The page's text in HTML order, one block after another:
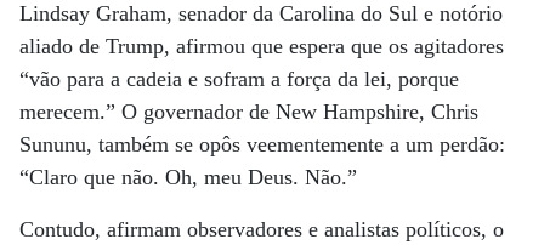
Lindsay Graham, senador da Carolina do Sul e notório
aliado de Trump, afirmou que espera que os agitadores
“vão para a cadeia e sofram a força da lei, porque
merecem.” O governador de New Hampshire, Chris
Sununu, também se opôs veementemente a um perdão:
“Claro que não. Oh, meu Deus. Não.”
Contudo, afirmam observadores e analistas políticos, o